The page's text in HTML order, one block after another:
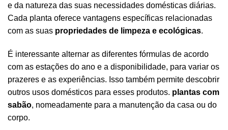
e da natureza das suas necessidades domésticas diárias.
Cada planta oferece vantagens específicas relacionadas
com as suas propriedades de limpeza e ecológicas.
É interessante alternar as diferentes fórmulas de acordo
com as estações do ano e a disponibilidade, para variar os
prazeres e as experiências. Isso também permite descobrir
outros usos domésticos para esses produtos. plantas com
sabão, nomeadamente para a manutenção da casa ou do
corpo.